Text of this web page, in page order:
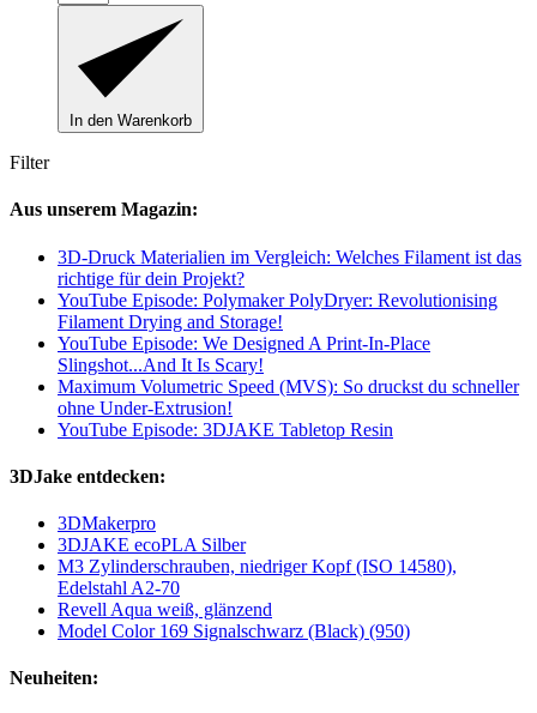
In den Warenkorb
Filter
Aus unserem Magazin:
3D-Druck Materialien im Vergleich: Welches Filament ist das
richtige für dein Projekt?
YouTube Episode: Polymaker PolyDryer: Revolutionising
Filament Drying and Storage!
YouTube Episode: We Designed A Print-In-Place
Slingshot...And It Is Scary!
Maximum Volumetric Speed (MVS): So druckst du schneller
ohne Under-Extrusion!
YouTube Episode: 3DJAKE Tabletop Resin
3DJake entdecken:
3DMakerpro
3DJAKE ecoPLA Silber
M3 Zylinderschrauben, niedriger Kopf (ISO 14580),
Edelstahl A2-70
Revell Aqua weiß, glänzend
Model Color 169 Signalschwarz (Black) (950)
Neuheiten: